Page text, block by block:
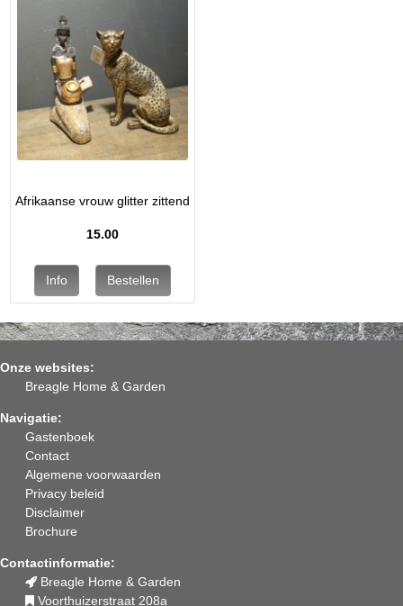
Afrikaanse vrouw glitter zittend
15.00
Onze websites:
Breagle Home & Garden
Navigatie:
Gastenboek
Contact
Algemene voorwaarden
Privacy beleid
Disclaimer
Brochure
Contactinformatie:
Breagle Home & Garden
Voorthuizerstraat 208a